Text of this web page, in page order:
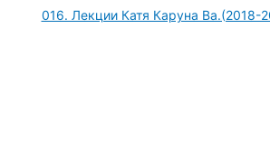
016. Лекции Катя Каруна Ва.(2018-